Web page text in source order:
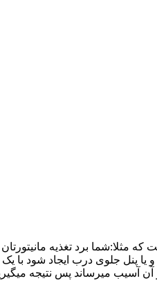
برد تغذیه
پنل جلوی درب ایجاد شود با یک
آن آسیب میرساند پس نتیجه